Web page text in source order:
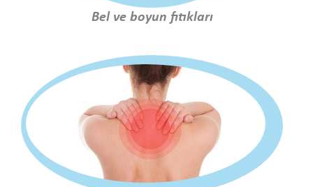
Bel ve boyun fıtıkları